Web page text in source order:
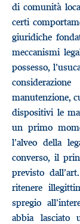
di comunità
certi
giuridiche
meccanismi
possesso,
manutenzione,
dispositivi le
un primo
l’alveo della
converso, il
previsto
ritenere
spregio
abbia lasciato